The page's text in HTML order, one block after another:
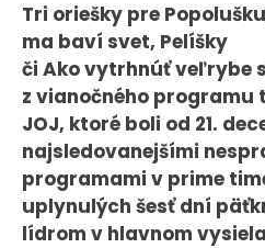
VEREJNÉ
Tri oriešky pre
ma baví svet, Pelíšky
či Ako vytrhnúť veľrybe
z vianočného programu
JOJ, ktoré boli od 21.
najsledovanejšími
programami v prime
uplynulých šesť dní
lídrom v hlavnom